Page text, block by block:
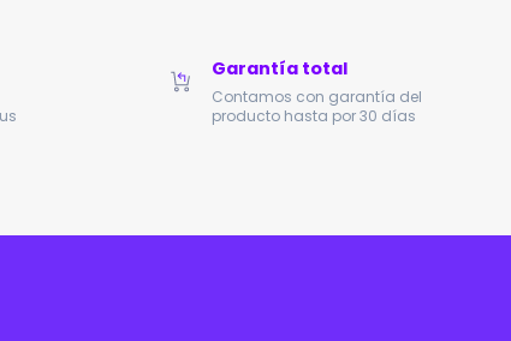
Garantía total
Contamos con garantía del
producto hasta por 30 días